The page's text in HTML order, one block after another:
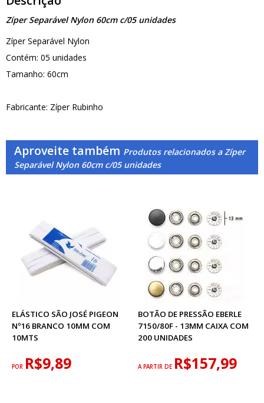
Zíper Separável Nylon 60cm c/05 unidades
Zíper Separável Nylon
Contém: 05 unidades
Tamanho: 60cm
Fabricante: Zíper Rubinho
Aproveite também Produtos relacionados a Zíper
Separável Nylon 60cm c/05 unidades
ELÁSTICO SÃO JOSÉ PIGEON
Nº16 BRANCO 10MM COM
10MTS
POR R$9,89
BOTÃO DE PRESSÃO EBERLE
7150/80F - 13MM CAIXA COM
200 UNIDADES
A PARTIR DE R$157,99